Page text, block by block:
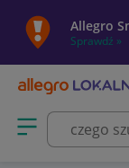
Allegro
Sprawdź »
Otwórz menu z